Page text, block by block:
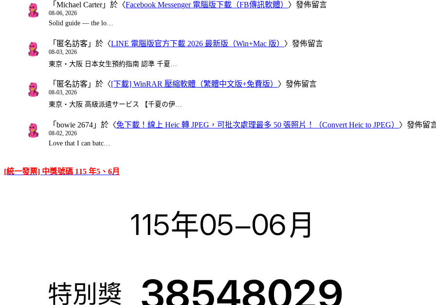
「 Michael Carter」於〈Facebook Messenger 電腦版下載（FB傳訊軟體） 〉發佈留言
08-06, 2026
Solid guide — the lo…
「 匿名訪客 」於〈LINE 電腦版官方下載 2026 最新版（Win+Mac 版） 〉發佈留言
08-03, 2026
東京・大阪 日本女生預約指南 認準 千夏…
「 匿名訪客 」於〈[下載] WinRAR 壓縮軟體（繁體中文版+免費版） 〉發佈留言
08-03, 2026
東京・大阪 高級派遣サービス 【千夏の伊…
「 bowie 2674 」於〈免下載！線上 Heic 轉 JPEG，可批次處理最多 50 張照片！（Convert Heic to JPEG） 〉發佈留
08-02, 2026
Love that I can batc…
[統一發票] 中獎號碼 115 年5、6月